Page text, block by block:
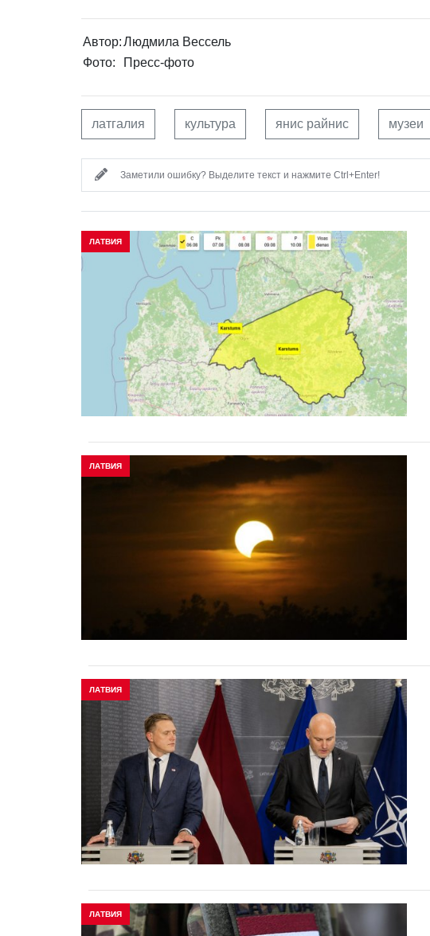
Автор:Людмила Вессель
Фото:
Пресс-фото
латгалия культура янис райнис музеи
Заметили ошибку? Выделите текст и нажмите Ctrl+Enter!
ЛАТВИЯ
ЛАТВИЯ
ЛАТВИЯ
ЛАТВИЯ